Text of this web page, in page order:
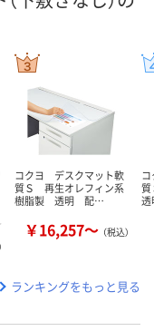
コクヨ デスクマット軟
質Ｓ 再生オレフィン系
樹脂製 透明 配…
￥16,257～ （税込）
ランキングをもっと見る